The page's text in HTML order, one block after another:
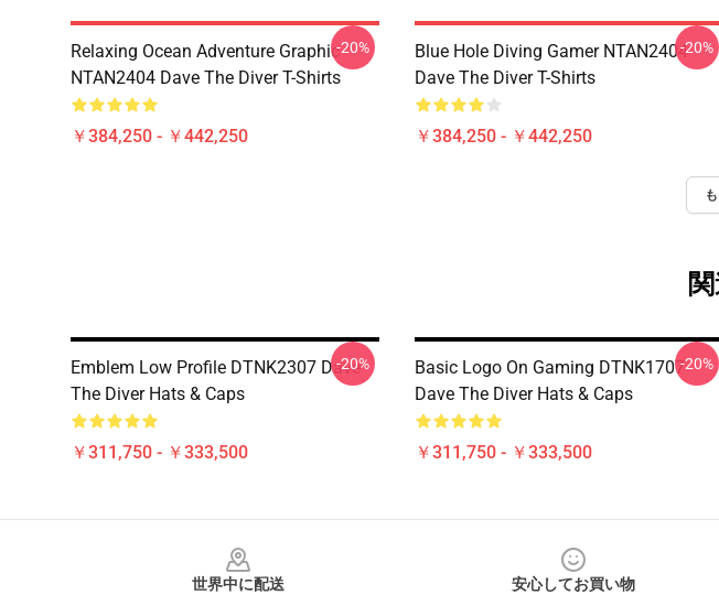
Relaxing Ocean Adventure Graphic
NTAN2404 Dave The Diver T-Shirts
￥384,250 - ￥442,250
-20%
Blue Hole Diving Gamer NTAN2404
Dave The Diver T-Shirts
￥384,250 - ￥442,250
-20%
Emblem Low Profile DTNK2307 Dave
The Diver Hats & Caps
￥311,750 - ￥333,500
-20%
Basic Logo On Gaming DTNK1707
Dave The Diver Hats & Caps
￥311,750 - ￥333,500
-20%
世界中に配送 安心してお買い物